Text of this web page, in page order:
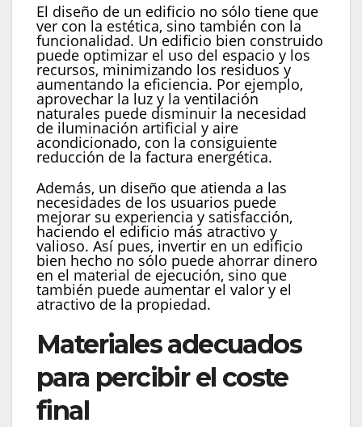
El diseño de un edificio no sólo tiene que
ver con la estética, sino también con la
funcionalidad. Un edificio bien construido
puede optimizar el uso del espacio y los
recursos, minimizando los residuos y
aumentando la eficiencia. Por ejemplo,
aprovechar la luz y la ventilación
naturales puede disminuir la necesidad
de iluminación artificial y aire
acondicionado, con la consiguiente
reducción de la factura energética.
Además, un diseño que atienda a las
necesidades de los usuarios puede
mejorar su experiencia y satisfacción,
haciendo el edificio más atractivo y
valioso. Así pues, invertir en un edificio
bien hecho no sólo puede ahorrar dinero
en el material de ejecución, sino que
también puede aumentar el valor y el
atractivo de la propiedad.
Materiales adecuados
para percibir el coste
final